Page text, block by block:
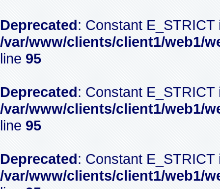
Deprecated: Constant
/var/www/clients/client1/web1/
line 95
Deprecated: Constant
/var/www/clients/client1/web1/
line 95
Deprecated: Constant
/var/www/clients/client1/web1/